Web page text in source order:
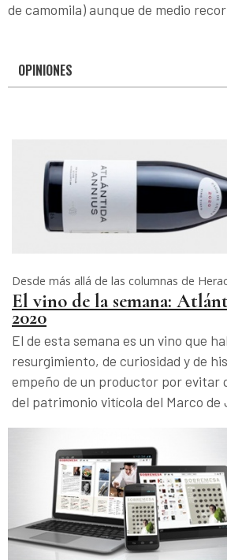
de camomila) aunque de medio
OPINIONES
Desde más allá de las columnas de
El vino de la semana:
2020
El de esta semana es un vino que
resurgimiento, de curiosidad y de
empeño de un productor por evitar
del patrimonio vitícola del Marco de